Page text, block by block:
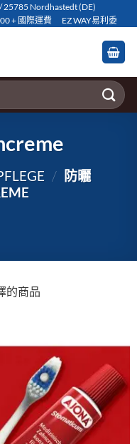
25785 Nordhastedt (DE)
+ 國際運費
EZ WAY易利委
/ 防曬
的商品